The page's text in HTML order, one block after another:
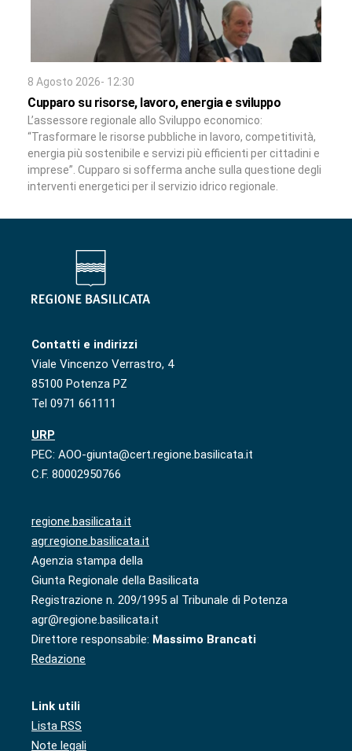
8 Agosto 2026- 12:30
Cupparo su risorse, lavoro, energia e sviluppo
L’assessore regionale allo Sviluppo economico:
“Trasformare le risorse pubbliche in lavoro, competitività,
energia più sostenibile e servizi più efficienti per cittadini e
imprese”. Cupparo si sofferma anche sulla questione degli
interventi energetici per il servizio idrico regionale.
Contatti e indirizzi
Viale Vincenzo Verrastro, 4
85100 Potenza PZ
Tel 0971 661111
URP
PEC: AOO-giunta@cert.regione.basilicata.it
C.F. 80002950766
regione.basilicata.it
agr.regione.basilicata.it
Agenzia stampa della
Giunta Regionale della Basilicata
Registrazione n. 209/1995 al Tribunale di Potenza
agr@regione.basilicata.it
Direttore responsabile: Massimo Brancati
Redazione
Link utili
Lista RSS
Note legali